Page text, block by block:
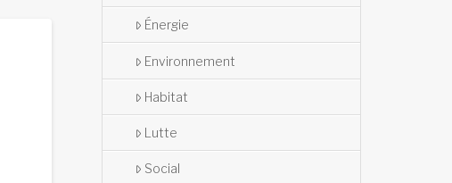
Énergie
Environnement
Habitat
Lutte
Social